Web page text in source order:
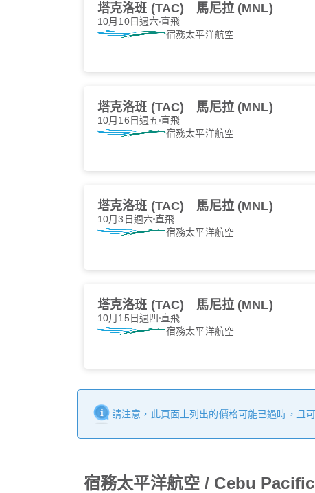
塔克洛班 (TAC) 馬尼拉 (MNL)
10月10日週六 直飛
宿務太平洋航空
塔克洛班 (TAC) 馬尼拉 (MNL)
10月16日週五 直飛
宿務太平洋航空
塔克洛班 (TAC) 馬尼拉 (MNL)
10月3日週六直飛
宿務太平洋航空
塔克洛班 (TAC) 馬尼拉 (MNL)
10月15日週四 直飛
宿務太平洋航空
請注意，此頁面上列出的價格可能已過時，且
宿務太平洋航空 / Cebu